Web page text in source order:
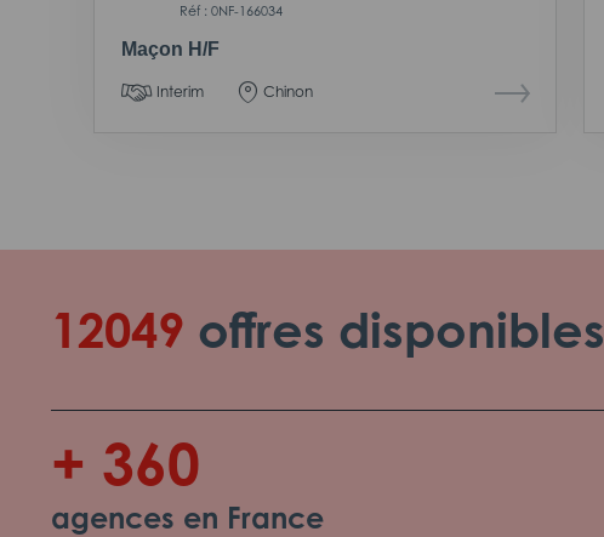
Réf : 0NF-166034
Maçon H/F
Interim Chinon
12049 offres disponibles
+ 360
agences en France